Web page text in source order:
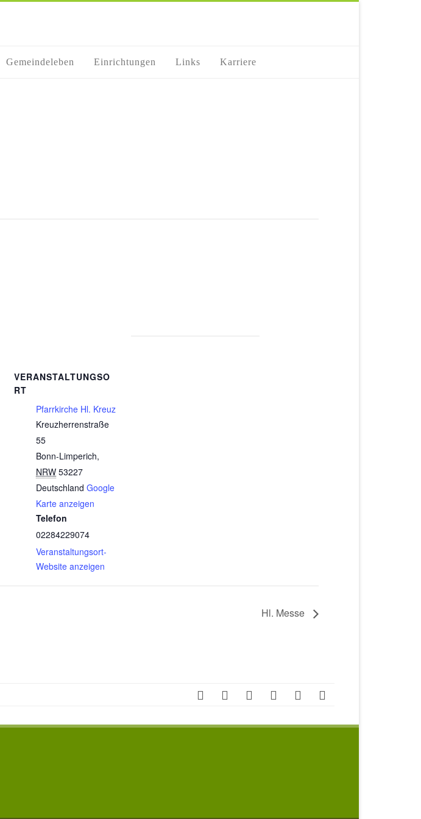
Gemeindeleben Einrichtungen Links Karriere
VERANSTALTUNGSO
RT
Pfarrkirche Hl. Kreuz
Kreuzherrenstraße
55
Bonn-Limperich,
NRW 53227
Deutschland Google
Karte anzeigen
Telefon
02284229074
Veranstaltungsort-
Website anzeigen
Hl. Messe